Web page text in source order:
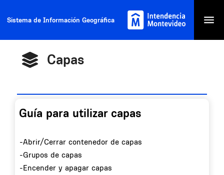
Sistema de Información Geográfica
Capas
Guía para utilizar capas
-Abrir/Cerrar contenedor de capas
-Grupos de capas
-Encender y apagar capas